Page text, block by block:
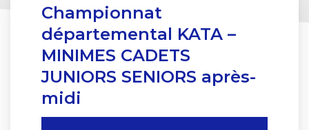
Championnat
départemental KATA –
MINIMES CADETS
JUNIORS SENIORS après-
midi